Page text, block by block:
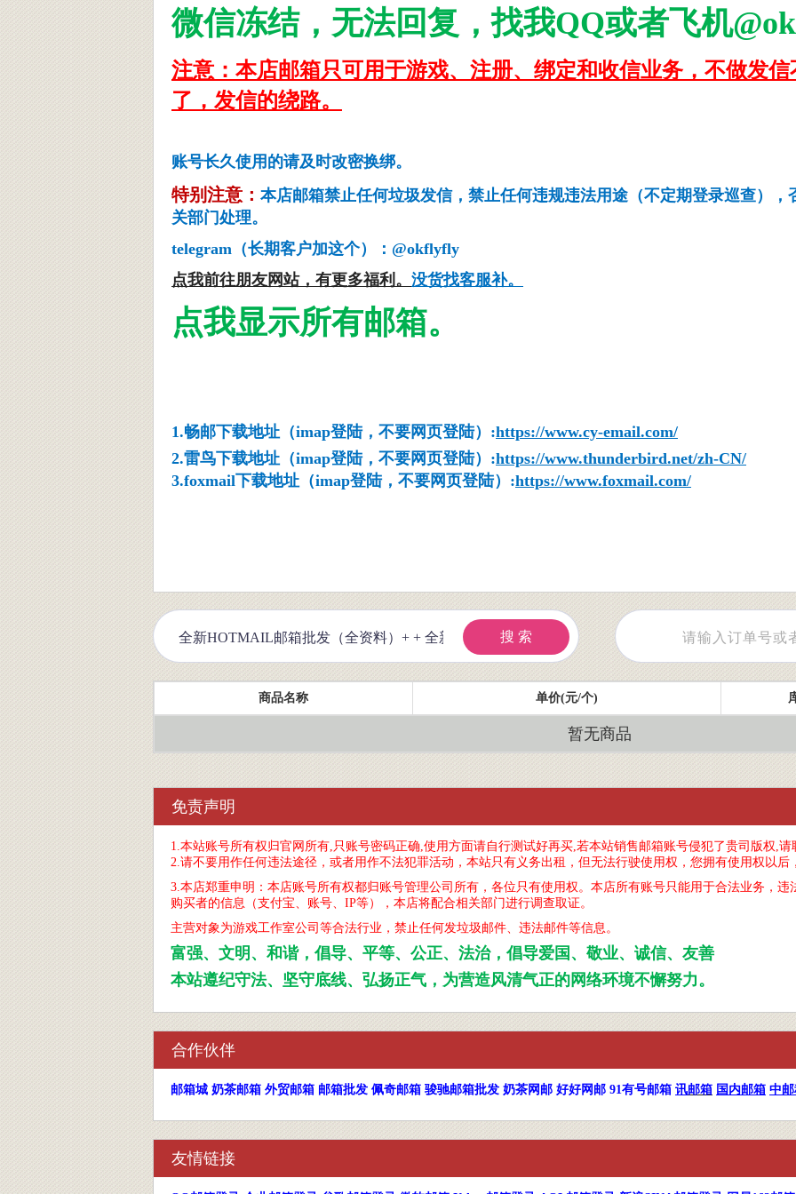
微信冻结，无法回复，找我QQ或者飞机
注意：本店邮箱只可用于游戏、注册、绑定和收信业务，不做发信
了，发信的绕路。
账号长久使用的请及时改密换绑。
特别注意： 本店邮箱禁止任何垃圾发信，禁止任何违规违法用途（不定期登录巡查）
关部门处理。
telegram（长期客户加这个）：@okflyfly
点我前往朋友网站，有更多福利。 没货找客服补。
点我显示所有邮箱。
1.畅邮下载地址（imap登陆，不要网页登陆）:https://www.cy-email.com/
2.雷鸟下载地址（imap登陆，不要网页登陆）:https://www.thunderbird.net/zh-CN/
3.foxmail下载地址（imap登陆，不要网页登陆）:https://www.foxmail.com/
搜 索
商品名称 单价(元/个)
暂无商品
免责声明
1.本站账号所有权归官网所有,只账号密码正确,使用方面请自行测试好再买,若本站销售邮箱账号侵犯了贵司版权,
2.请不要用作任何违法途径，或者用作不法犯罪活动，本站只有义务出租，但无法行驶使用权，您拥有使用权以
3.本店郑重申明：本店账号所有权都归账号管理公司所有，各位只有使用权。本店所有账号只能用于合法业务，
购买者的信息（支付宝、账号、IP等），本店将配合相关部门进行调查取证。
主营对象为游戏工作室公司 等合法行业，禁止任何发垃圾邮件、违法邮件等信息。
富强、文明、和谐，倡导、平等、公正、法治，倡导爱国、敬业、诚信、友善
本站遵纪守法、坚守底线、弘扬正气，为营造风清气正的网络环境不懈努力。
合作伙伴
邮箱城 奶茶邮箱 外贸邮箱 邮箱批发 佩奇邮箱 骏驰邮箱批发 奶茶网邮 好好网邮 91有号邮箱 讯邮箱 国内邮箱 中
友情链接